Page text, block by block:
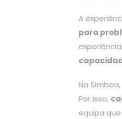
A
para
Na
Por isso,
equipa